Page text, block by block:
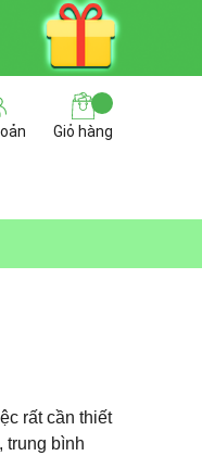
Giỏ hàng
rất cần thiết
trung bình